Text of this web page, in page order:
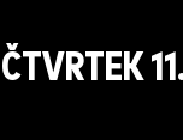
ČTVRTEK